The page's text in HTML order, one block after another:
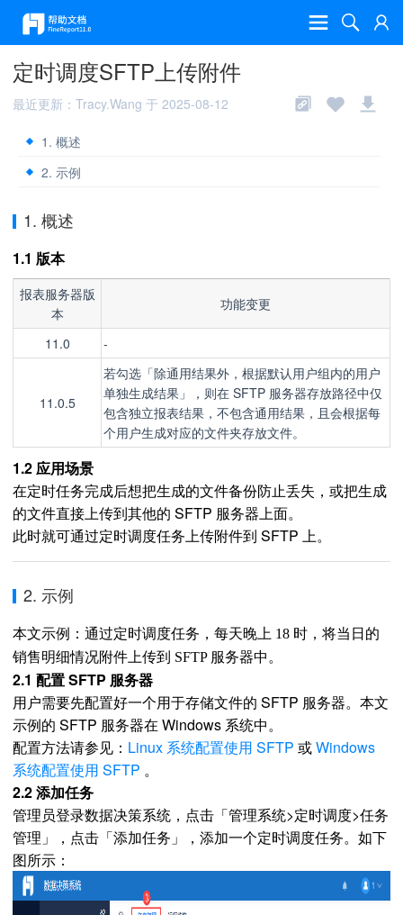
定时调度SFTP上传附件
最近更新：Tracy.Wang 于 2025-08-12
1. 概述
2. 示例
1. 概述
1.1 版本
报表服务器版
本
功能变更
11.0 -
11.0.5
若勾选「除通用结果外，根据默认用户组内的用户
单独生成结果」，则在 SFTP 服务器存放路径中仅
包含独立报表结果，不包含通用结果，且会根据每
个用户生成对应的文件夹存放文件。
1.2 应用场景
在定时任务完成后想把生成的文件备份防止丢失，或把生成
的文件直接上传到其他的 SFTP 服务器上面。
此时就可通过定时调度任务上传附件到 SFTP 上。
2. 示例
本文示例：通过定时调度任务，每天晚上 18 时，将当日 的
销售明细情况附件上传到 SFTP 服务器中。
2.1 配置 SFTP 服务器
用户需要先配置好一个用于存储文件的 SFTP 服务器。本文
示例的 SFTP 服务器在 Windows 系统中。
配置方法请参见： Linux 系统配置使用 SFTP 或Windows
系统配置使用 SFTP 。
2.2 添加任务
管理员登录数据决策系统，点击「管理系统>定时调度>任务
管理」，点击「添加任务」，添加一个定时调度任务。如下
图所示：